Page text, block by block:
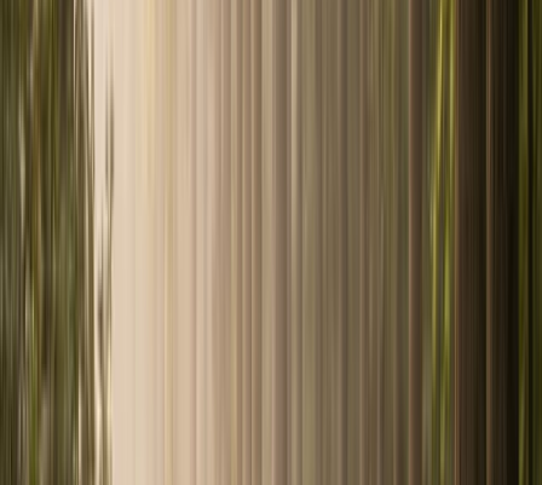
Épargne Académie